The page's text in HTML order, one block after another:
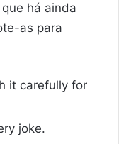
há ainda
as para
it carefully for
joke.